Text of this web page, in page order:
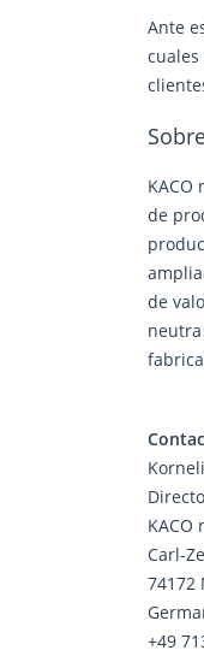
Ante
de
de
KACO
Carl-
74172
+49